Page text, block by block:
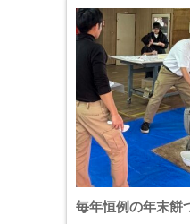
毎年恒例の年末餅